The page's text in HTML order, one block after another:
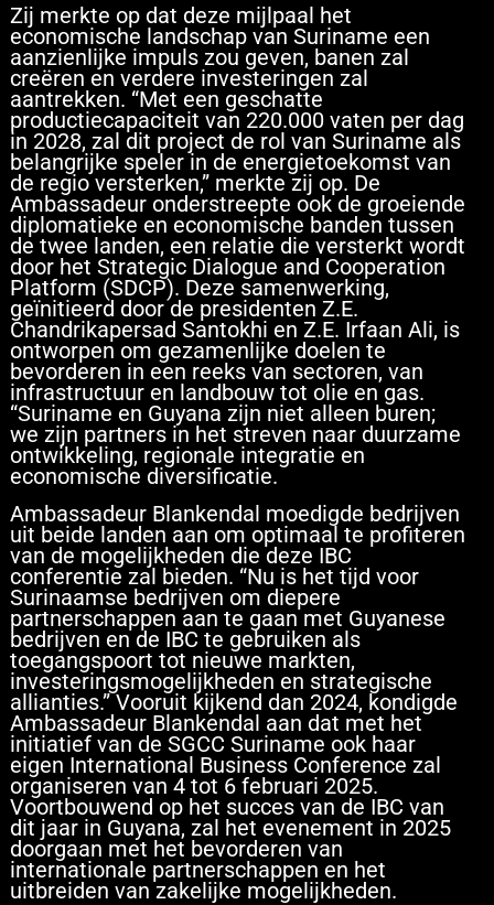
Zij merkte op dat deze mijlpaal het
economische landschap van Suriname een
aanzienlijke impuls zou geven, banen zal
creëren en verdere investeringen zal
aantrekken. “Met een geschatte
productiecapaciteit van 220.000 vaten per dag
in 2028, zal dit project de rol van Suriname als
belangrijke speler in de energietoekomst van
de regio versterken,” merkte zij op. De
Ambassadeur onderstreepte ook de groeiende
diplomatieke en economische banden tussen
de twee landen, een relatie die versterkt wordt
door het Strategic Dialogue and Cooperation
Platform (SDCP). Deze samenwerking,
geïnitieerd door de presidenten Z.E.
Chandrikapersad Santokhi en Z.E. Irfaan Ali, is
ontworpen om gezamenlijke doelen te
bevorderen in een reeks van sectoren, van
infrastructuur en landbouw tot olie en gas.
“Suriname en Guyana zijn niet alleen buren;
we zijn partners in het streven naar duurzame
ontwikkeling, regionale integratie en
economische diversificatie.
Ambassadeur Blankendal moedigde bedrijven
uit beide landen aan om optimaal te profiteren
van de mogelijkheden die deze IBC
conferentie zal bieden. “Nu is het tijd voor
Surinaamse bedrijven om diepere
partnerschappen aan te gaan met Guyanese
bedrijven en de IBC te gebruiken als
toegangspoort tot nieuwe markten,
investeringsmogelijkheden en strategische
allianties.” Vooruit kijkend dan 2024, kondigde
Ambassadeur Blankendal aan dat met het
initiatief van de SGCC Suriname ook haar
eigen International Business Conference zal
organiseren van 4 tot 6 februari 2025.
Voortbouwend op het succes van de IBC van
dit jaar in Guyana, zal het evenement in 2025
doorgaan met het bevorderen van
internationale partnerschappen en het
uitbreiden van zakelijke mogelijkheden.